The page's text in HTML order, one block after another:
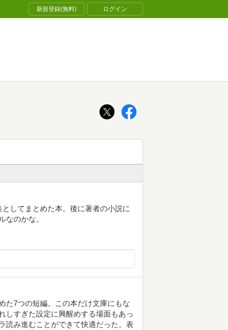
新規登録(無料) ログイン
してまとめた本。後に著者の小説に
なのかな。
た7つの短編。この本だけ文庫にもな
しすぎた設定に興醒めする場面もあっ
読み進むことができて快適だった。表